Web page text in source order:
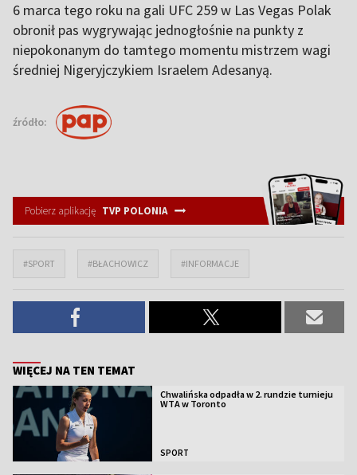
6 marca tego roku na gali UFC 259 w Las Vegas Polak
obronił pas wygrywając jednogłośnie na punkty z
niepokonanym do tamtego momentu mistrzem wagi
średniej Nigeryjczykiem Israelem Adesanyą.
źródło:
Pobierz aplikację TVP POLONIA
#SPORT #BŁACHOWICZ #INFORMACJE
WIĘCEJ NA TEN TEMAT
Chwalińska odpadła w 2. rundzie turnieju
WTA w Toronto
SPORT